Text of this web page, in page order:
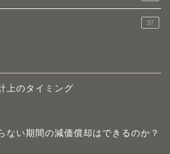
37
上のタイミング
ない期間の減価償却はできるのか？